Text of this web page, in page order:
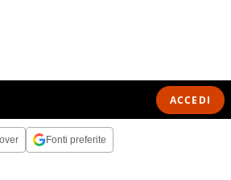
ACCEDI
Fonti preferite